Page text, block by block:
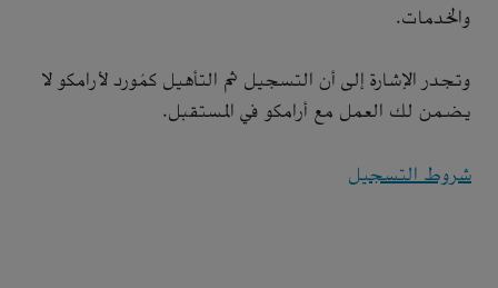
والخدمات.
وتجدر الإشارة إلى أن التسجيل ثم التأهيل كمُورد لأرامكو لا
يضمن لك العمل مع أرامكو في المستقبل.
شروط التسجيل